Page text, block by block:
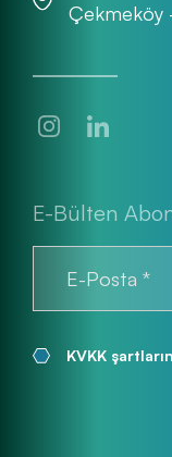
Çekmeköy
E-Bülten
KVKK